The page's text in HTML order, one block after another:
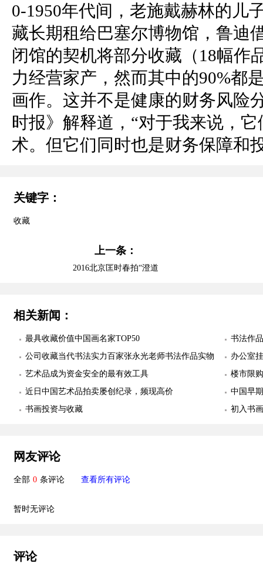
0-1950年代间，老施戴赫林的儿
藏长期租给巴塞尔博物馆，鲁迪
闭馆的契机将部分收藏（18幅作
力经营家产，然而其中的90%都
画作。这并不是健康的财务风险
时报》解释道，“对于我来说，
术。但它们同时也是财务保障和
关键字：
收藏
上一条：
2016北京匡时春拍“澄道
相关新闻：
最具收藏价值中国画名家TOP50
书法作
欣赏
公司收藏当代书法实力百家张永光老师书法作品实物
照片欣赏
办公室
订制作
艺术品成为资金安全的最有效工具
楼市限
近日中国艺术品拍卖屡创纪录，频现高价
中国早
书画投资与收藏
初入书
网友评论
全部 0 条评论 查看所有评论
暂时无评论
评论